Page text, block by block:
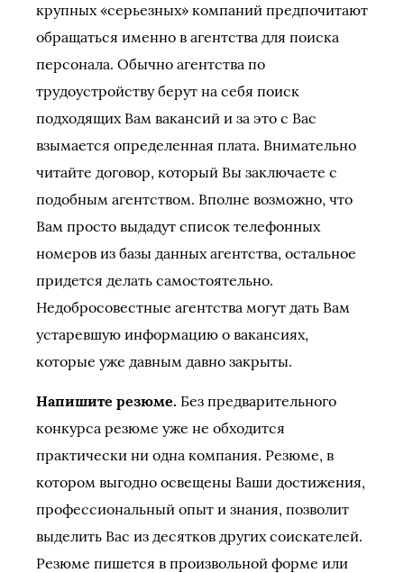
крупных «серьезных» компаний предпочитают
обращаться именно в агентства для поиска
персонала. Обычно агентства по
трудоустройству берут на себя поиск
подходящих Вам вакансий и за это с Вас
взымается определенная плата. Внимательно
читайте договор, который Вы заключаете с
подобным агентством. Вполне возможно, что
Вам просто выдадут список телефонных
номеров из базы данных агентства, остальное
придется делать самостоятельно.
Недобросовестные агентства могут дать Вам
устаревшую информацию о вакансиях,
которые уже давным давно закрыты.
Напишите резюме. Без предварительного
конкурса резюме уже не обходится
практически ни одна компания. Резюме, в
котором выгодно освещены Ваши достижения,
профессиональный опыт и знания, позволит
выделить Вас из десятков других соискателей.
Резюме пишется в произвольной форме или